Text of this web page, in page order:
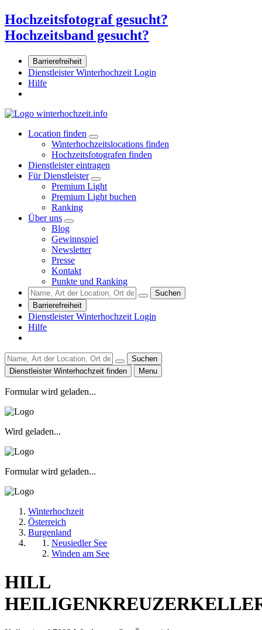
Hochzeitsfotograf gesucht?
Hochzeitsband gesucht?
Barrierefreiheit
Dienstleister Winterhochzeit Login
Hilfe
Location finden
Winterhochzeitslocations finden
Hochzeitsfotografen finden
Dienstleister eintragen
Für Dienstleister
Premium Light
Premium Light buchen
Ranking
Über uns
Blog
Gewinnspiel
Newsletter
Presse
Kontakt
Punkte und Ranking
Suchen
Barrierefreiheit
Dienstleister Winterhochzeit Login
Hilfe
Suchen
Dienstleister Winterhochzeit finden
Menu
Formular wird geladen...
Wird geladen...
Formular wird geladen...
Winterhochzeit
Österreich
Burgenland
Neusiedler See
Winden am See
HILL